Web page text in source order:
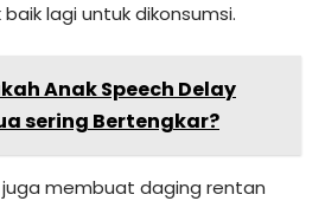
lagi untuk dikonsumsi.
Anak Speech Delay
sering Bertengkar?
membuat daging rentan